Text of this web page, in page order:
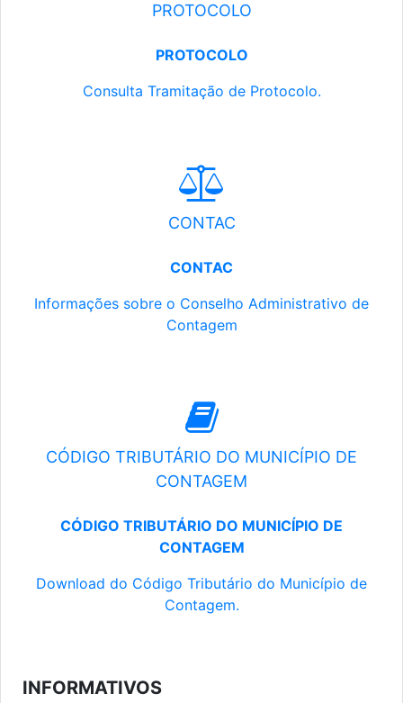
PROTOCOLO
PROTOCOLO
Consulta Tramitação de Protocolo.
CONTAC
CONTAC
Informações sobre o Conselho Administrativo de
Contagem
CÓDIGO TRIBUTÁRIO DO MUNICÍPIO DE
CONTAGEM
CÓDIGO TRIBUTÁRIO DO MUNICÍPIO DE
CONTAGEM
Download do Código Tributário do Município de
Contagem.
INFORMATIVOS